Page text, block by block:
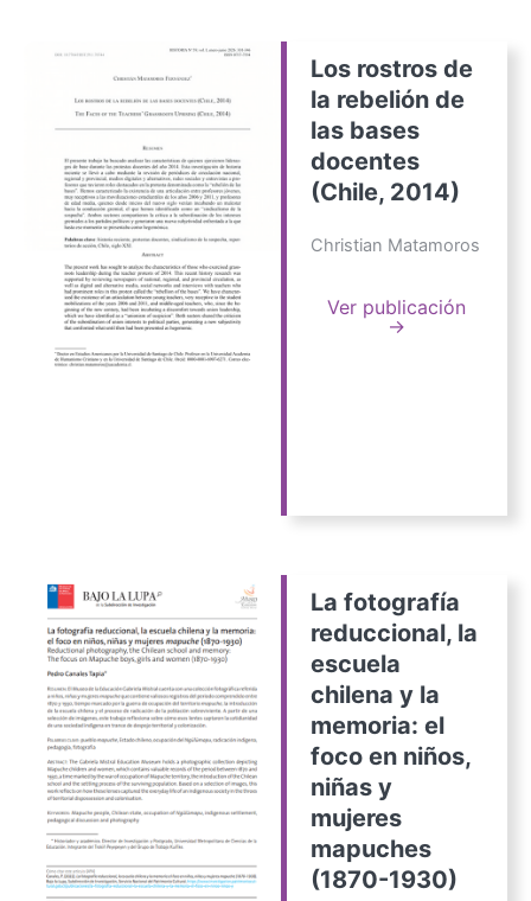
Los rostros de
la rebelión de
las bases
docentes
(Chile, 2014)
Christian Matamoros
Ver publicación
→
La fotografía
reduccional, la
escuela
chilena y la
memoria: el
foco en niños,
niñas y
mujeres
mapuches
(1870-1930)